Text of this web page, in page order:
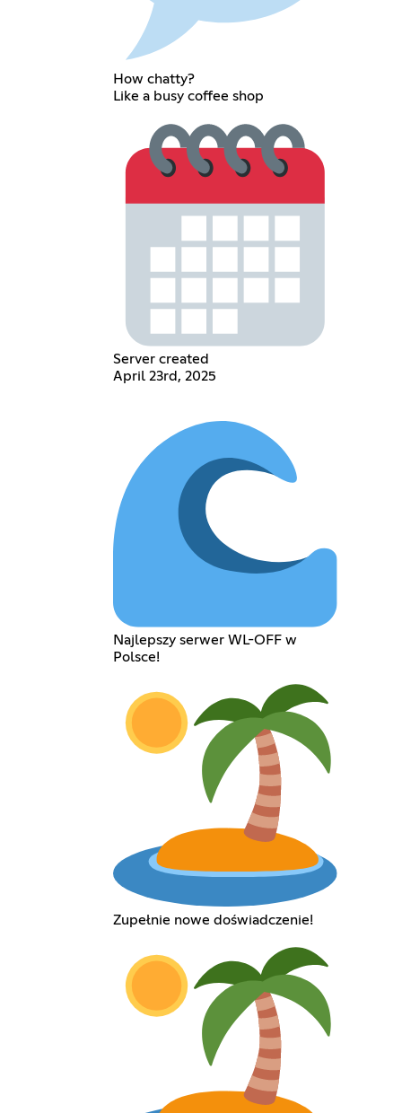
How chatty?
Like a busy coffee shop
Server created
April 23rd, 2025
Najlepszy serwer WL-OFF w
Polsce!
Zupełnie nowe doświadczenie!